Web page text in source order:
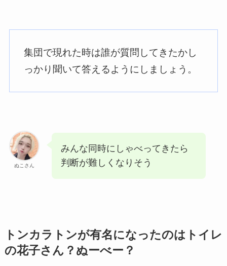
集団で現れた時は誰が質問してきたかし
っかり聞いて答えるようにしましょう。
ぬこさん
みんな同時にしゃべってきたら
判断が難しくなりそう
トンカラトンが有名になったのはトイレ
の花子さん？ぬーべー？